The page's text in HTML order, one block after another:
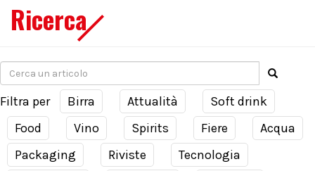
Ricerca
Filtra per Birra Attualità
Soft drink
Food
Vino Spirits Fiere
Acqua
Packaging
Riviste
Tecnologia